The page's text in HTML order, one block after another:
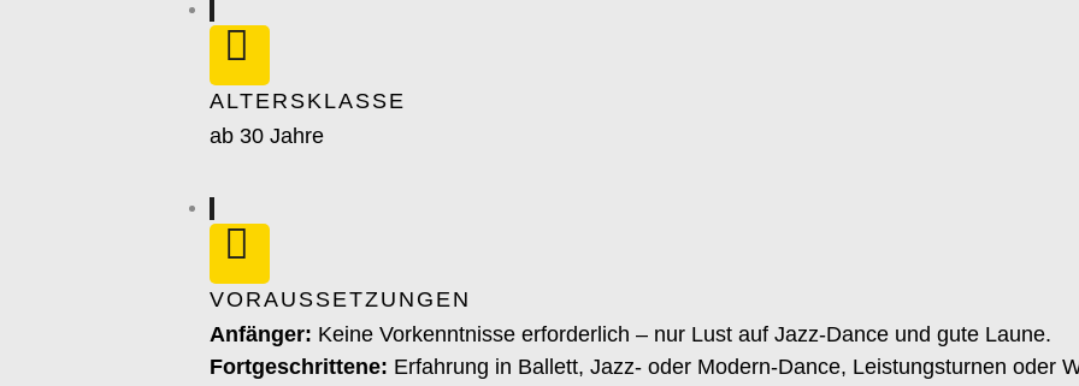
ALTERSKLASSE
ab 30 Jahre
VORAUSSETZUNGEN
Anfänger: Keine Vorkenntnisse erforderlich – nur Lust auf Jazz-Dance und gute Laune.
Fortgeschrittene: Erfahrung in Ballett, Jazz- oder Modern-Dance, Leistungsturnen oder